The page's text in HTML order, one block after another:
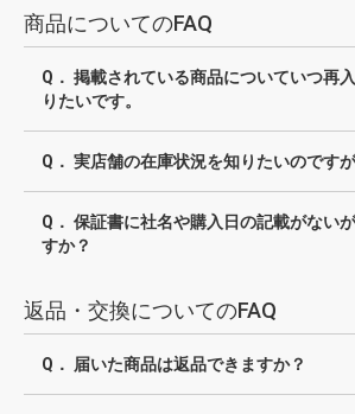
商品についてのFAQ
Q． 掲載されている商品についていつ再
りたいです。
Q． 実店舗の在庫状況を知りたいのですが
Q． 保証書に社名や購入日の記載がない
すか？
返品・交換についてのFAQ
Q． 届いた商品は返品できますか？